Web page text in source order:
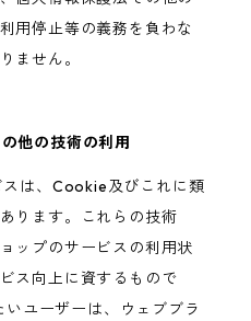
用停止等の義務を負わな
ません。
他の技術の利用
スは、Cookie及びこれに類
ります。これらの技術
ップのサービスの利用状
ス向上に資するもので
ユーザーは、ウェブブラ